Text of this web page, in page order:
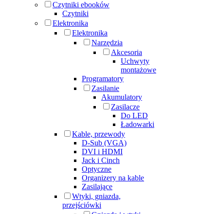
Czytniki ebooków
Czytniki
Elektronika
Elektronika
Narzędzia
Akcesoria
Uchwyty
montażowe
Programatory
Zasilanie
Akumulatory
Zasilacze
Do LED
Ładowarki
Kable, przewody
D-Sub (VGA)
DVI i HDMI
Jack i Cinch
Optyczne
Organizery na kable
Zasilające
Wtyki, gniazda,
przejściówki